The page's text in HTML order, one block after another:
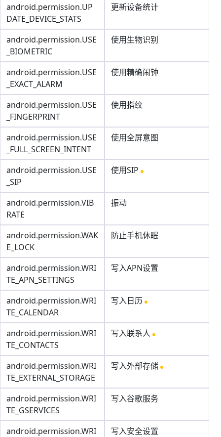
android.permission.UP
DATE_DEVICE_STATS
更新设备统计
android.permission.USE
_BIOMETRIC
使用生物识别
android.permission.USE
_EXACT_ALARM
使用精确闹钟
android.permission.USE
_FINGERPRINT
使用指纹
android.permission.USE
_FULL_SCREEN_INTENT
使用全屏意图
android.permission.USE
_SIP
使用SIP
android.permission.VIB
RATE
振动
android.permission.WAK
E_LOCK
防止手机休眠
android.permission.WRI
TE_APN_SETTINGS
写入APN设置
android.permission.WRI
TE_CALENDAR
写入日历
android.permission.WRI
TE_CONTACTS
写入联系人
android.permission.WRI
TE_EXTERNAL_STORAGE
写入外部存储
android.permission.WRI
TE_GSERVICES
写入谷歌服务
android.permission.WRI
写入安全设置